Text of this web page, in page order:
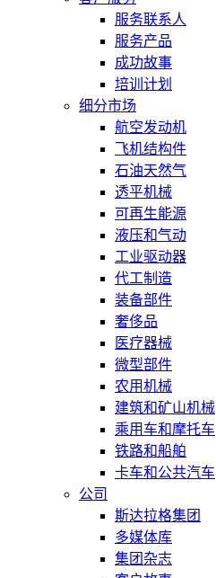
服务联系人
服务产品
成功故事
培训计划
细分市场
航空发动机
飞机结构件
石油天然气
透平机械
可再生能源
液压和气动
工业驱动器
代工制造
装备部件
奢侈品
医疗器械
微型部件
农用机械
建筑和矿山机械
乘用车和摩托车
铁路和船舶
卡车和公共汽车
公司
斯达拉格集团
多媒体库
集团杂志